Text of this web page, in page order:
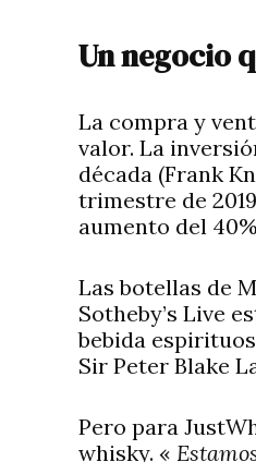
Un negocio
La compra y
valor. La
década (Frank
trimestre de
aumento del
Las botellas de
Sotheby’s Live
bebida
Sir Peter Blake
Pero para
whisky. «